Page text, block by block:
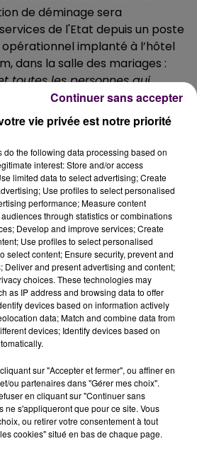
de déminage sera
de l'Etat depuis un poste
implanté à l’hôtel
dans la salle des mariages :
toutes les personnes qui
de sécurité de 400
explosif devront avoir
7 novembre avant 8h"
prévoit aussi d'interdire
ou piétonne, dans la
7 novembre. La collectivité
l'ensemble des données
vie privée est notre priorité
do the following data processing based on
interest: Store and/or access
limited data to select advertising; Create
Use profiles to select personalised
performance; Measure content
through statistics or combinations
Develop and improve services; Create
Use profiles to select personalised
select content; Ensure security, prevent and
Deliver and present advertising and content;
choices. These technologies may
as IP address and browsing data to offer
devices based on information actively
data; Match and combine data from
devices; Identify devices based on
sur "Accepter et fermer", ou affiner en
ou partenaires dans "Gérer mes choix".
en cliquant sur "Continuer sans
ne s'appliqueront que pour ce site. Vous
ou retirer votre consentement à tout
cookies" situé en bas de chaque page.
Continuer sans accepter